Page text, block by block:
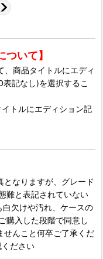
ついて】
商品タイトルにエディ
記なし)を選択するこ
トルにエディション記
なりますが、グレード
難と表記されていない
白欠けや汚れ、ケースの
購入した段階で同意し
せんこと何卒ご了承くだ
ださい